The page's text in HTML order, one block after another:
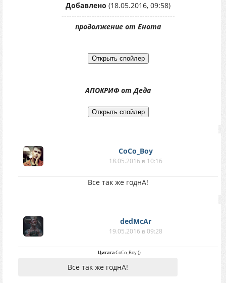
Добавлено (18.05.2016, 09:58)
---------------------------------------------
продолжение от Енота
АПОКРИФ от Деда
CoCo_Boy
18.05.2016 в 10:16
Все так же годнА!
dedMcAr
19.05.2016 в 09:28
ЦитатаCoCo_Boy()
Все так же годнА!